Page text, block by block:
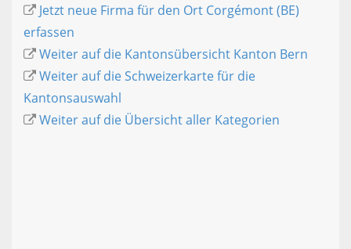
Jetzt neue Firma für den Ort Corgémont (BE)
erfassen
Weiter auf die Kantonsübersicht Kanton Bern
Weiter auf die Schweizerkarte für die
Kantonsauswahl
Weiter auf die Übersicht aller Kategorien